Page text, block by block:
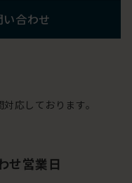
合わせ
応しております。
せ営業日